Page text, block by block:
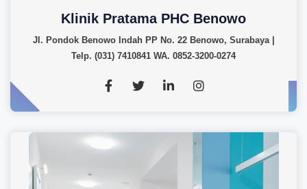
Klinik Pratama PHC Benowo
Jl. Pondok Benowo Indah PP No. 22 Benowo, Surabaya |
Telp. (031) 7410841 WA. 0852-3200-0274